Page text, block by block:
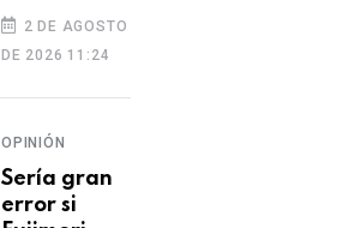
deja un
muerto y
dos heridos
2 DE AGOSTO
DE 2026 11:24
OPINIÓN
Sería gran
error si